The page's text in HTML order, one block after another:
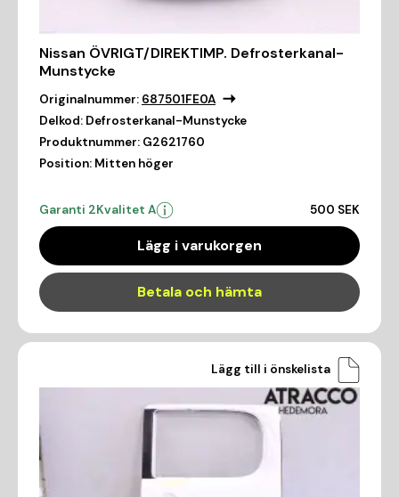
Nissan ÖVRIGT/DIREKTIMP. Defrosterkanal-
Munstycke
Originalnummer: 687501FE0A
Delkod: Defrosterkanal-Munstycke
Produktnummer: G2621760
Position: Mitten höger
Garanti 2Kvalitet A 500 SEK
Lägg i varukorgen
Betala och hämta
Lägg till i önskelista